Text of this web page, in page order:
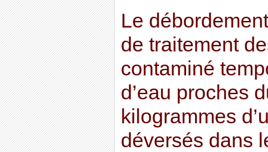
Le
de traitement
contaminé
d’eau proches
kilogrammes
déversés dans